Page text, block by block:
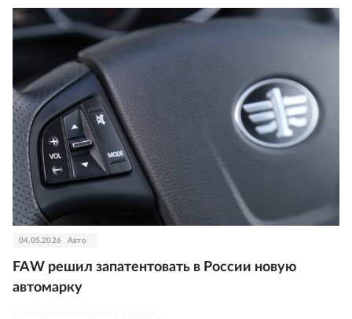
04.05.2026 Авто
FAW решил запатентовать в России новую
автомарку